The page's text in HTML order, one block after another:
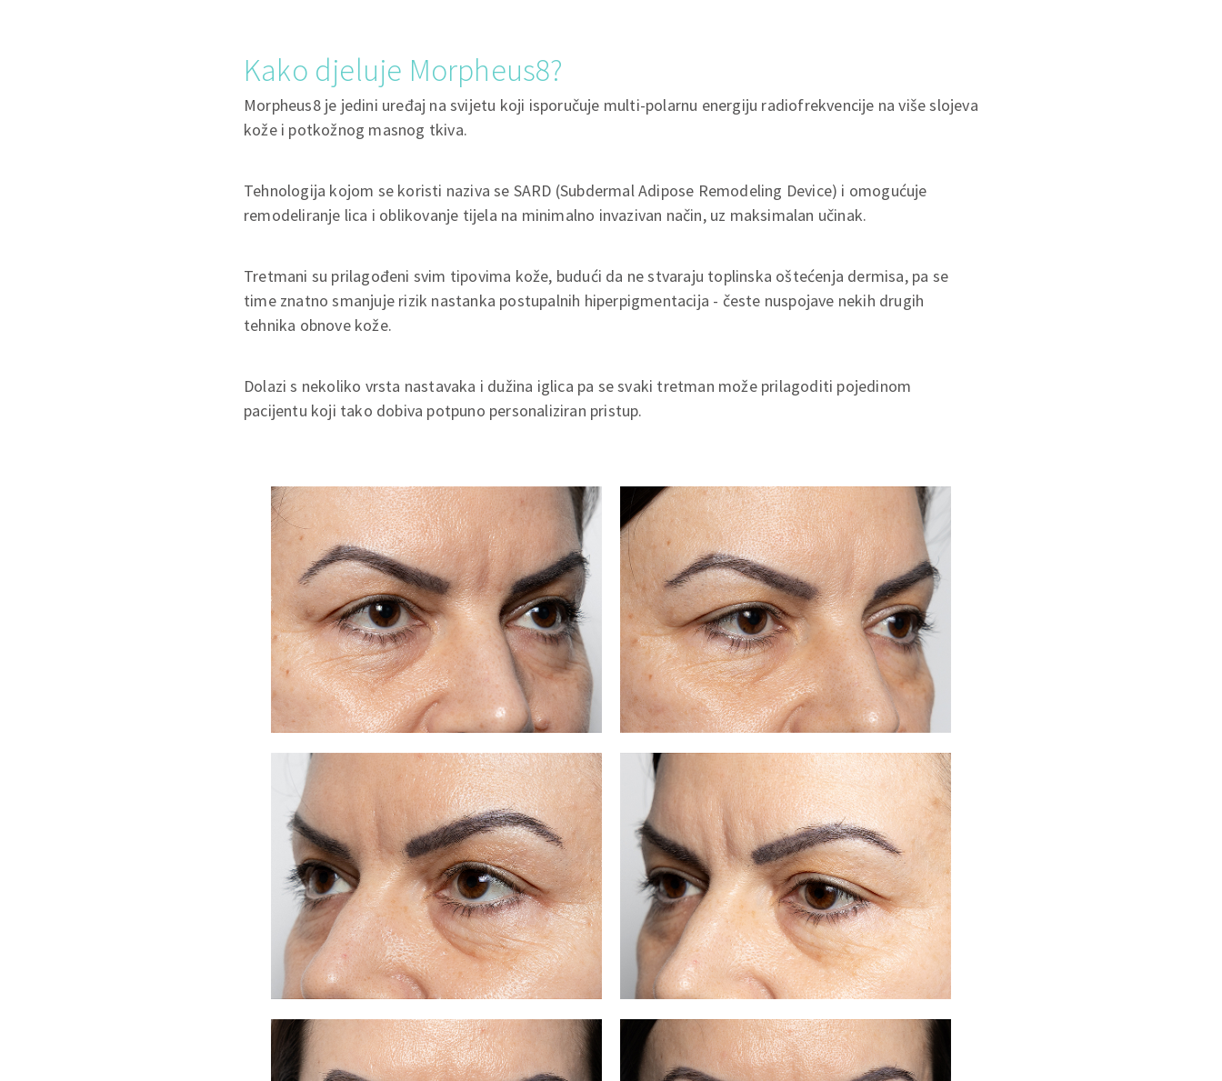
Kako djeluje Morpheus8?
Morpheus8 je jedini uređaj na svijetu koji isporučuje multi-polarnu energiju radiofrekvencije na više slojeva
kože i potkožnog masnog tkiva.
Tehnologija kojom se koristi naziva se SARD (Subdermal Adipose Remodeling Device) i omogućuje
remodeliranje lica i oblikovanje tijela na minimalno invazivan način, uz maksimalan učinak.
Tretmani su prilagođeni svim tipovima kože, budući da ne stvaraju toplinska oštećenja dermisa, pa se
time znatno smanjuje rizik nastanka postupalnih hiperpigmentacija - česte nuspojave nekih drugih
tehnika obnove kože.
Dolazi s nekoliko vrsta nastavaka i dužina iglica pa se svaki tretman može prilagoditi pojedinom
pacijentu koji tako dobiva potpuno personaliziran pristup.